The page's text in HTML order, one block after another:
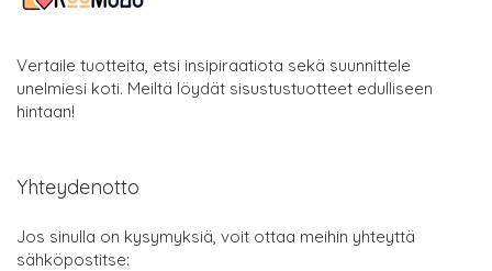
Vertaile tuotteita, etsi insipiraatiota sekä suunnittele
unelmiesi koti. Meiltä löydät sisustustuotteet edulliseen
hintaan!
Yhteydenotto
Jos sinulla on kysymyksiä, voit ottaa meihin yhteyttä
sähköpostitse: